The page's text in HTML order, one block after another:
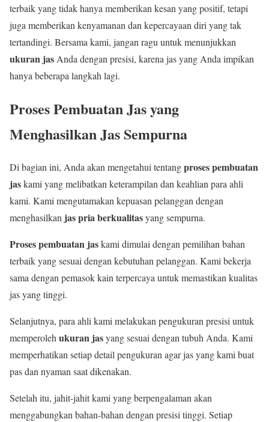
terbaik yang tidak hanya memberikan kesan yang positif, tetapi
juga memberikan kenyamanan dan kepercayaan diri yang tak
tertandingi. Bersama kami, jangan ragu untuk menunjukkan
ukuran jasAnda dengan presisi, karena jas yang Anda impikan
hanya beberapa langkah lagi.
Proses Pembuatan Jas yang
Menghasilkan Jas Sempurna
Di bagian ini, Anda akan mengetahui tentangproses pembuatan
jaskami yang melibatkan keterampilan dan keahlian para ahli
kami. Kami mengutamakan kepuasan pelanggan dengan
menghasilkan jas pria berkualitasyang sempurna.
Proses pembuatan jaskami dimulai dengan pemilihan bahan
terbaik yang sesuai dengan kebutuhan pelanggan. Kami bekerja
sama dengan pemasok kain terpercaya untuk memastikan kualitas
jas yang tinggi.
Selanjutnya, para ahli kami melakukan pengukuran presisi untuk
memperoleh ukuran jasyang sesuai dengan tubuh Anda. Kami
memperhatikan setiap detail pengukuran agar jas yang kami buat
pas dan nyaman saat dikenakan.
Setelah itu, jahit-jahit kami yang berpengalaman akan
menggabungkan bahan-bahan dengan presisi tinggi. Setiap